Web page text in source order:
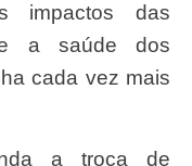
impactos das
a saúde dos
cada vez mais